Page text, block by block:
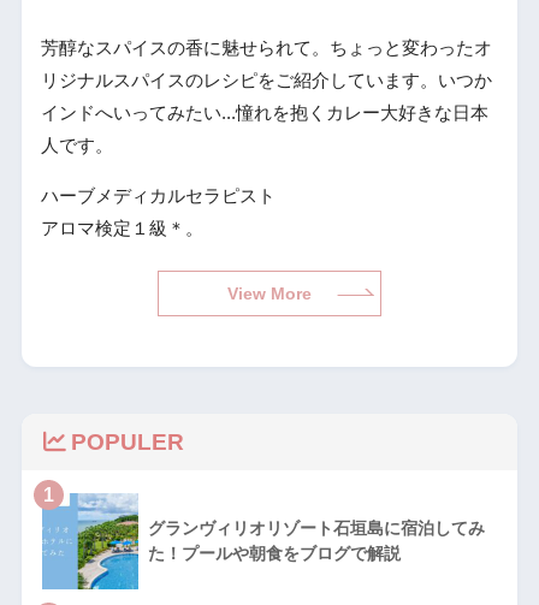
芳醇なスパイスの香に魅せられて。ちょっと変わったオ
リジナルスパイスのレシピをご紹介しています。いつか
インドへいってみたい...憧れを抱くカレー大好きな日本
人です。
ハーブメディカルセラピスト
アロマ検定１級＊。
View More
POPULER
1
グランヴィリオリゾート石垣島に宿泊してみ
た！プールや朝食をブログで解説